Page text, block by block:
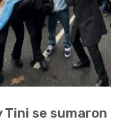
Tini se sumaron